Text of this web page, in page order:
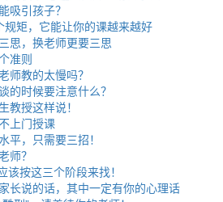
吸引孩子？
矩，它能让你的课越来越好
思，换老师更要三思
准则
师教的太慢吗？
的时候要注意什么？
教授这样说！
上门授课
平，只需要三招！
师？
按这三个阶段来找！
长说的话，其中一定有你的心理话